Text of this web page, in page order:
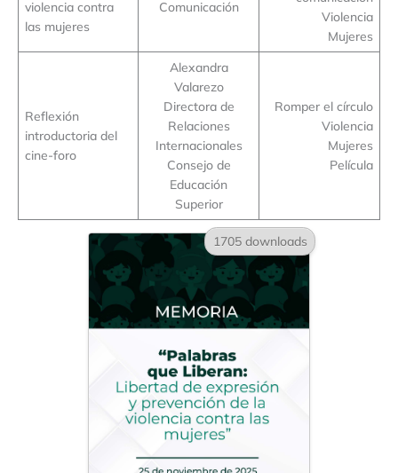
violencia contra
las mujeres
Comunicación
Violencia
Mujeres
Reflexión
introductoria del
cine-foro
Alexandra
Valarezo
Directora de
Relaciones
Internacionales
Consejo de
Educación
Superior
Romper el círculo
Violencia
Mujeres
Película
1705 downloads